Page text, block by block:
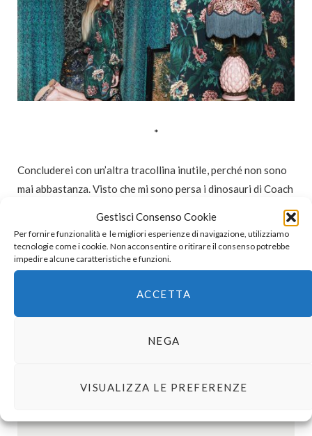
Gestisci Consenso Cookie
Per fornire funzionalità e le migliori esperienze di navigazione, utilizziamo
tecnologie come i cookie. Non acconsentire o ritirare il consenso potrebbe
impedire alcune caratteristiche e funzioni.
ACCETTA
NEGA
VISUALIZZA LE PREFERENZE
*
Concluderei con un’altra tracollina inutile, perché non sono
mai abbastanza. Visto che mi sono persa i dinosauri di Coach
triceratopo, ma mi piace meno perché è color cacchetta.